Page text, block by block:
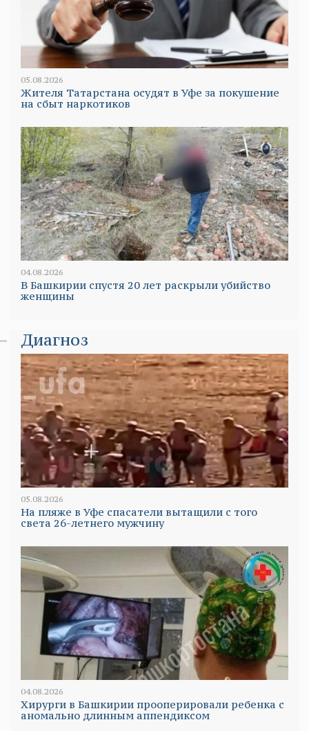
05.08.2026
Жителя Татарстана осудят в Уфе за покушение
на сбыт наркотиков
04.08.2026
В Башкирии спустя 20 лет раскрыли убийство
женщины
Диагноз
05.08.2026
На пляже в Уфе спасатели вытащили с того
света 26-летнего мужчину
04.08.2026
Хирурги в Башкирии прооперировали ребенка с
аномально длинным аппендиксом